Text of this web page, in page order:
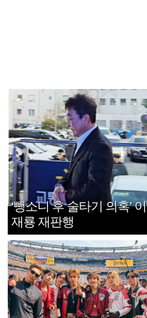
‘뺑소니 후 술타기 의혹’ 이
재룡 재판행